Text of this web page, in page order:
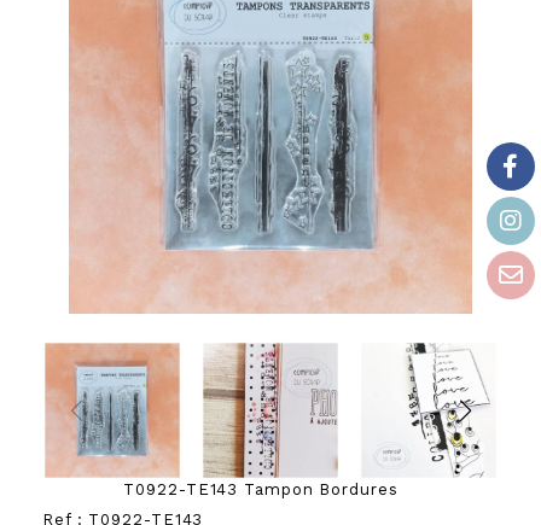
T0922-TE143 Tampon Bordures
Ref : T0922-TE143